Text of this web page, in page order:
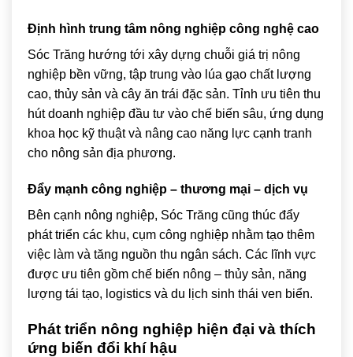
Định hình trung tâm nông nghiệp công nghệ cao
Sóc Trăng hướng tới xây dựng chuỗi giá trị nông
nghiệp bền vững, tập trung vào lúa gạo chất lượng
cao, thủy sản và cây ăn trái đặc sản. Tỉnh ưu tiên thu
hút doanh nghiệp đầu tư vào chế biến sâu, ứng dụng
khoa học kỹ thuật và nâng cao năng lực cạnh tranh
cho nông sản địa phương.
Đẩy mạnh công nghiệp – thương mại – dịch vụ
Bên cạnh nông nghiệp, Sóc Trăng cũng thúc đẩy
phát triển các khu, cụm công nghiệp nhằm tạo thêm
việc làm và tăng nguồn thu ngân sách. Các lĩnh vực
được ưu tiên gồm chế biến nông – thủy sản, năng
lượng tái tạo, logistics và du lịch sinh thái ven biển.
Phát triển nông nghiệp hiện đại và thích
ứng biến đổi khí hậu